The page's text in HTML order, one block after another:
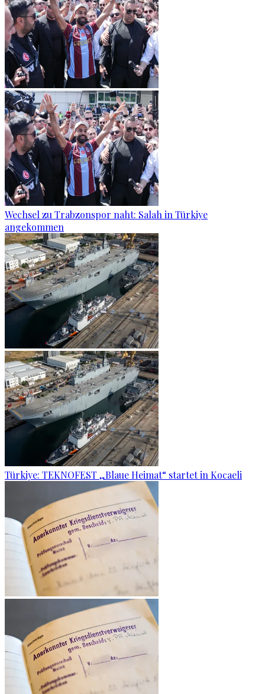
Wechsel zu Trabzonspor naht: Salah in Türkiye
angekommen
Türkiye: TEKNOFEST „Blaue Heimat“ startet in Kocaeli